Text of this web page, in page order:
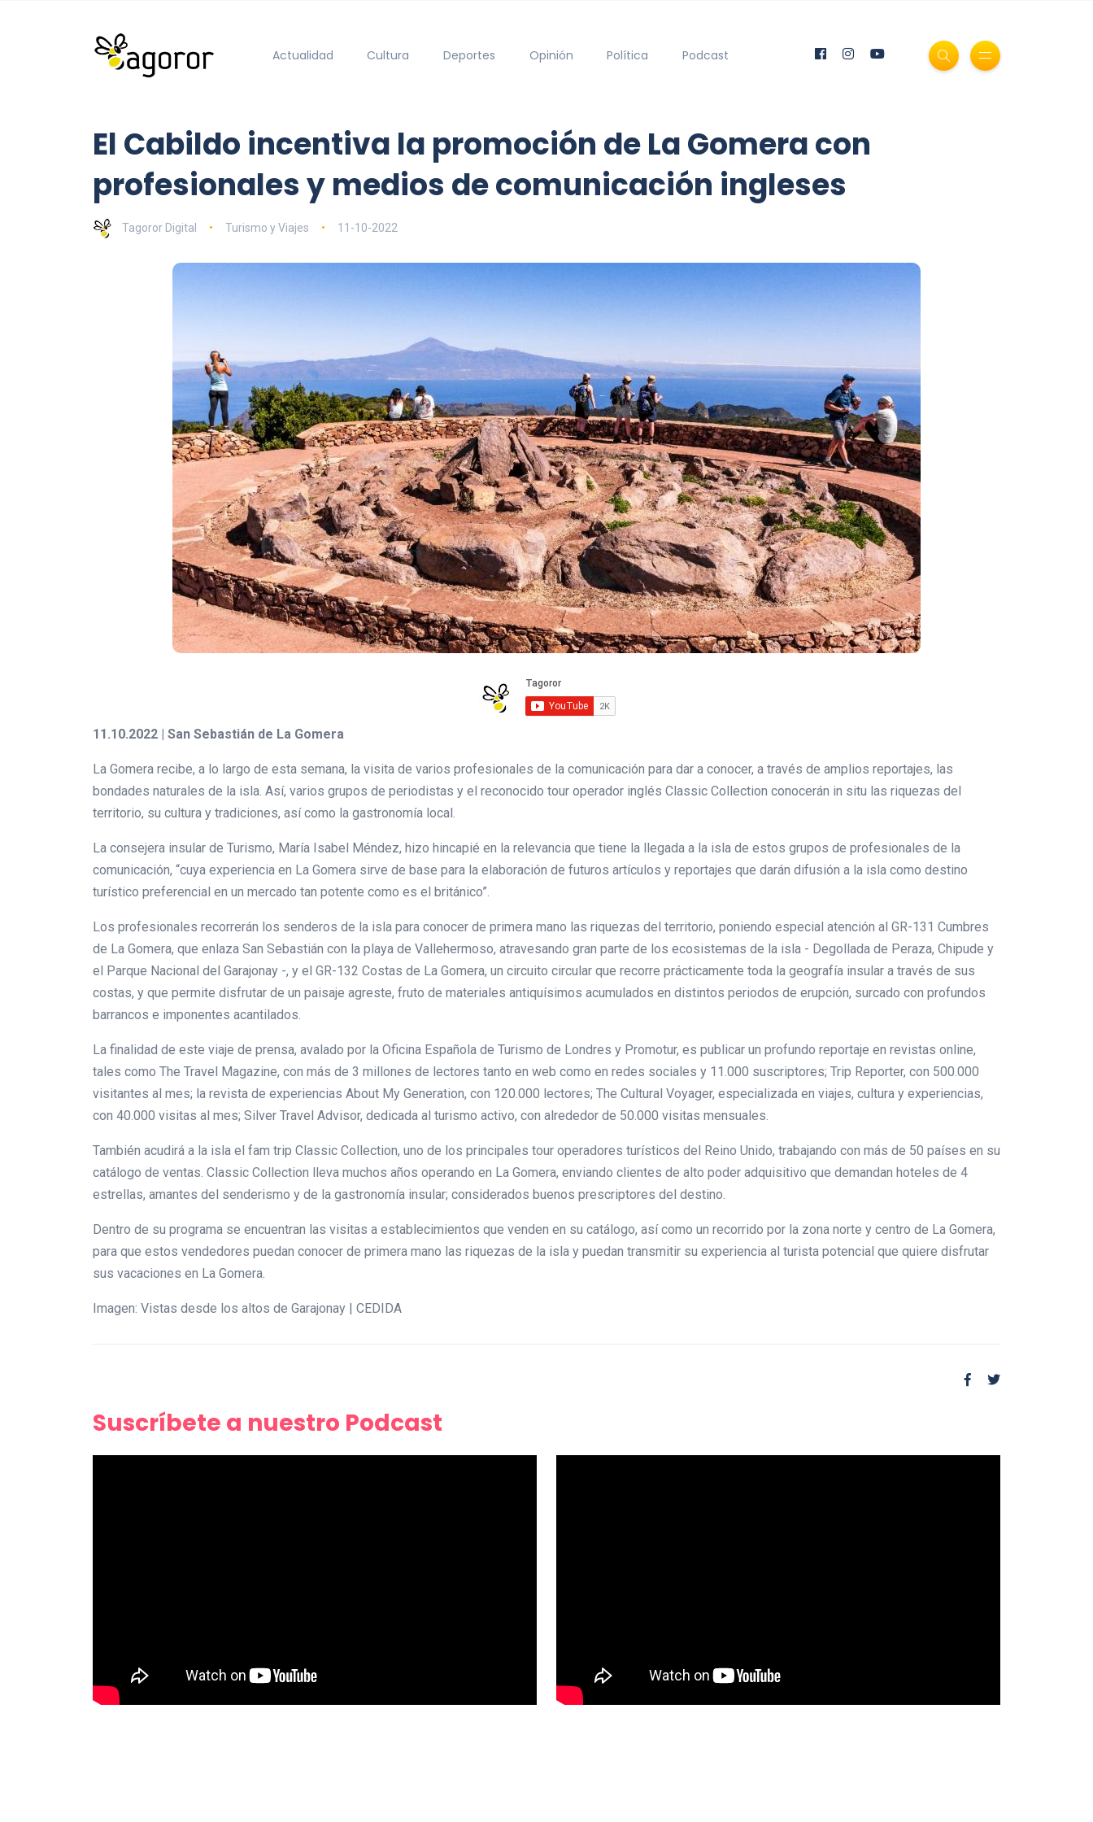
Actualidad Cultura Deportes Opinión Política Podcast
El Cabildo incentiva la promoción de La Gomera con
profesionales y medios de comunicación ingleses
Tagoror Digital Turismo y Viajes 11-10-2022
11.10.2022 | San Sebastián de La Gomera
La Gomera recibe, a lo largo de esta semana, la visita de varios profesionales de la comunicación para dar a conocer, a través de amplios reportajes, las
bondades naturales de la isla. Así, varios grupos de periodistas y el reconocido tour operador inglés Classic Collection conocerán in situ las riquezas del
territorio, su cultura y tradiciones, así como la gastronomía local.
La consejera insular de Turismo, María Isabel Méndez, hizo hincapié en la relevancia que tiene la llegada a la isla de estos grupos de profesionales de la
comunicación, “cuya experiencia en La Gomera sirve de base para la elaboración de futuros artículos y reportajes que darán difusión a la isla como destino
turístico preferencial en un mercado tan potente como es el británico”.
Los profesionales recorrerán los senderos de la isla para conocer de primera mano las riquezas del territorio, poniendo especial atención al GR-131 Cumbres
de La Gomera, que enlaza San Sebastián con la playa de Vallehermoso, atravesando gran parte de los ecosistemas de la isla - Degollada de Peraza, Chipude y
el Parque Nacional del Garajonay -, y el GR-132 Costas de La Gomera, un circuito circular que recorre prácticamente toda la geografía insular a través de sus
costas, y que permite disfrutar de un paisaje agreste, fruto de materiales antiquísimos acumulados en distintos periodos de erupción, surcado con profundos
barrancos e imponentes acantilados.
La finalidad de este viaje de prensa, avalado por la Oficina Española de Turismo de Londres y Promotur, es publicar un profundo reportaje en revistas online,
tales como The Travel Magazine, con más de 3 millones de lectores tanto en web como en redes sociales y 11.000 suscriptores; Trip Reporter, con 500.000
visitantes al mes; la revista de experiencias About My Generation, con 120.000 lectores; The Cultural Voyager, especializada en viajes, cultura y experiencias,
con 40.000 visitas al mes; Silver Travel Advisor, dedicada al turismo activo, con alrededor de 50.000 visitas mensuales.
También acudirá a la isla el fam trip Classic Collection, uno de los principales tour operadores turísticos del Reino Unido, trabajando con más de 50 países en su
catálogo de ventas. Classic Collection lleva muchos años operando en La Gomera, enviando clientes de alto poder adquisitivo que demandan hoteles de 4
estrellas, amantes del senderismo y de la gastronomía insular; considerados buenos prescriptores del destino.
Dentro de su programa se encuentran las visitas a establecimientos que venden en su catálogo, así como un recorrido por la zona norte y centro de La Gomera,
para que estos vendedores puedan conocer de primera mano las riquezas de la isla y puedan transmitir su experiencia al turista potencial que quiere disfrutar
sus vacaciones en La Gomera.
Imagen: Vistas desde los altos de Garajonay | CEDIDA
Suscríbete a nuestro Podcast